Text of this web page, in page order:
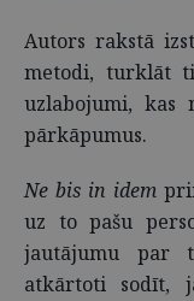
Autors rakstā
metodi, turklāt
uzlabojumi, kas
pārkāpumus.
Ne bis in idem
uz to pašu
jautājumu par
atkārtoti sodīt,